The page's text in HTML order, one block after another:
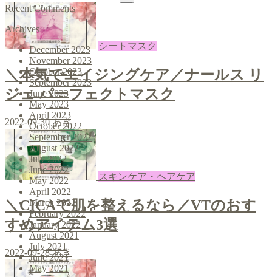
シートマスク
＼本気でエイジングケア／ナールス リ
ジェ パーフェクトマスク
2022-09-30 あき
スキンケア・ヘアケア
＼CICAで肌を整えるなら／VTのおす
すめアイテム3選
2022-09-28 あき
Recent Comments
Archives
December 2023
November 2023
October 2023
September 2023
June 2023
May 2023
April 2023
October 2022
September 2022
August 2022
July 2022
June 2022
May 2022
April 2022
March 2022
February 2022
January 2022
August 2021
July 2021
June 2021
May 2021